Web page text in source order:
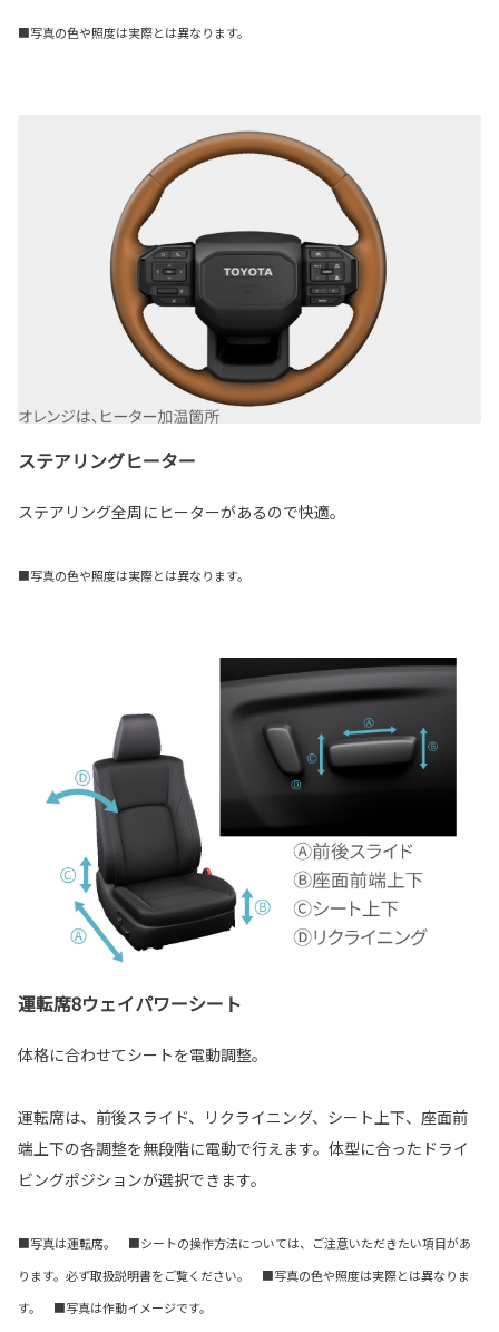
■写真の色や照度は実際とは異なります。
ステアリングヒーター
ステアリング全周にヒーターがあるので快適。
■写真の色や照度は実際とは異なります。
運転席8ウェイパワーシート
体格に合わせてシートを電動調整。
運転席は、前後スライド、リクライニング、シート上下、座面前
端上下の各調整を無段階に電動で行えます。体型に合ったドライ
ビングポジションが選択できます。
■写真は運転席。 ■シートの操作方法については、ご注意いただきたい項目があ
ります。必ず取扱説明書をご覧ください。 ■写真の色や照度は実際とは異なりま
す。 ■写真は作動イメージです。